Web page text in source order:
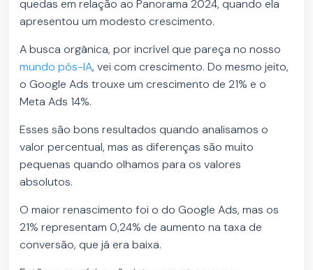
quedas em relação ao Panorama 2024, quando ela
apresentou um modesto crescimento.
A busca orgânica, por incrível que pareça no nosso
mundo pós-IA, vei com crescimento. Do mesmo jeito,
o Google Ads trouxe um crescimento de 21% e o
Meta Ads 14%.
Esses são bons resultados quando analisamos o
valor percentual, mas as diferenças são muito
pequenas quando olhamos para os valores
absolutos.
O maior renascimento foi o do Google Ads, mas os
21% representam 0,24% de aumento na taxa de
conversão, que já era baixa.